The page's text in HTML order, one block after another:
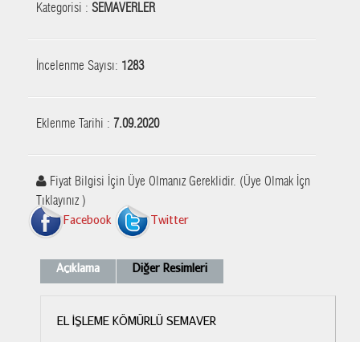
Kategorisi : SEMAVERLER
İncelenme Sayısı: 1283
Eklenme Tarihi : 7.09.2020
Fiyat Bilgisi İçin Üye Olmanız Gereklidir. (Üye Olmak İçn
Tıklayınız )
Facebook Twitter
Açıklama Diğer Resimleri
EL İŞLEME KÖMÜRLÜ SEMAVER